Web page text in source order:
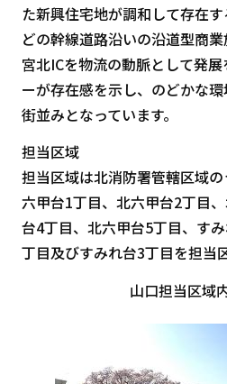
た新興住宅地が調和して存在
どの幹線道路沿いの沿道型商
宮北ICを物流の動脈として発
ーが存在感を示し、のどかな
街並みとなっています。
担当区域
担当区域は北消防署管轄区域
六甲台1丁目、北六甲台2丁目
台4丁目、北六甲台5丁目、す
丁目及びすみれ台3丁目を担当
山口担当区域